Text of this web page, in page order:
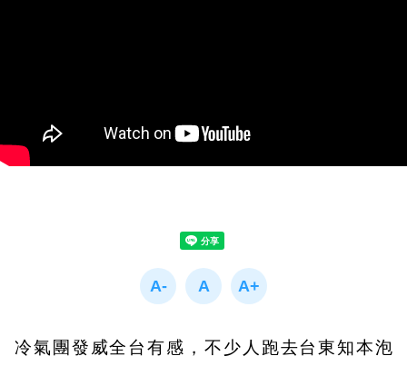
冷氣團發威全台有感，不少人跑去台東知本泡